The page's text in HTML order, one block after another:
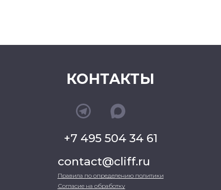
КОНТАКТЫ
+7 495 504 34 61
contact@cliff.ru
Правила по определению политики
Согласие на обработку